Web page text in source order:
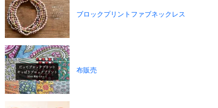
ブロックプリントファブネックレス
布販売